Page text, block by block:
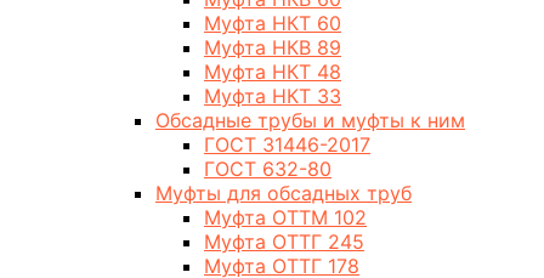
Муфта НКТ 60
Муфта НКВ 89
Муфта НКТ 48
Муфта НКТ 33
Обсадные трубы и муфты к ним
ГОСТ 31446-2017
ГОСТ 632-80
Муфты для обсадных труб
Муфта ОТТМ 102
Муфта ОТТГ 245
Муфта ОТТГ 178